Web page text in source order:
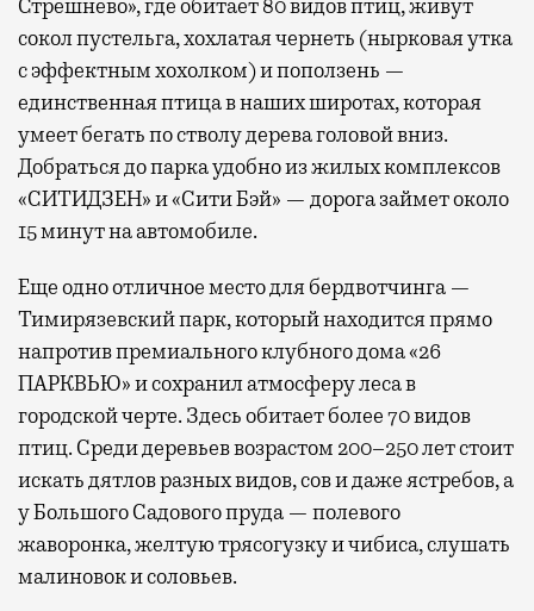
Стрешнево», где обитает 80 видов птиц, живут
сокол пустельга, хохлатая чернеть (нырковая утка
с эффектным хохолком) и поползень —
единственная птица в наших широтах, которая
умеет бегать по стволу дерева головой вниз.
Добраться до парка удобно из жилых комплексов
«СИТИДЗЕН» и «Сити Бэй» — дорога займет около
15 минут на автомобиле.
Еще одно отличное место для бердвотчинга —
Тимирязевский парк, который находится прямо
напротив премиального клубного дома «26
ПАРКВЬЮ» и сохранил атмосферу леса в
городской черте. Здесь обитает более 70 видов
птиц. Среди деревьев возрастом 200–250 лет стоит
искать дятлов разных видов, сов и даже ястребов, а
у Большого Садового пруда — полевого
жаворонка, желтую трясогузку и чибиса, слушать
малиновок и соловьев.